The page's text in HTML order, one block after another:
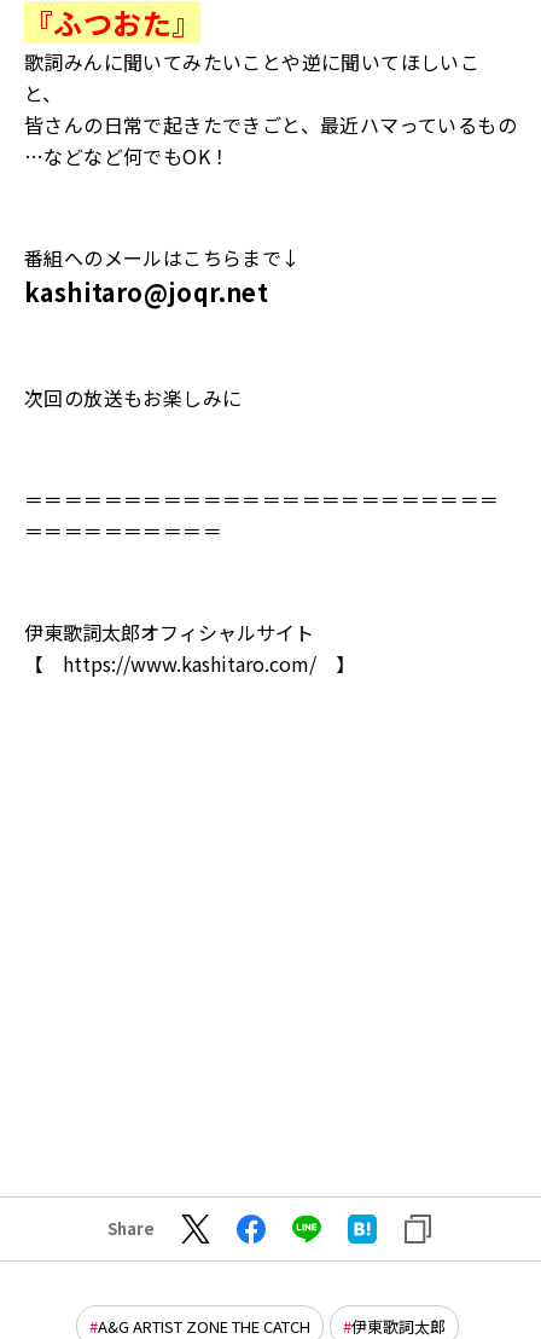
『ふつおた』
歌詞みんに聞いてみたいことや逆に聞いてほしいこ
と、
皆さんの日常で起きたできごと、最近ハマっているもの
…などなど何でもOK！
番組へのメールはこちらまで↓
kashitaro@joqr.net
次回の放送もお楽しみに
＝＝＝＝＝＝＝＝＝＝＝＝＝＝＝＝＝＝＝＝＝＝＝＝
＝＝＝＝＝＝＝＝＝＝
伊東歌詞太郎オフィシャルサイト
【 https://www.kashitaro.com/ 】
Share
A&G ARTIST ZONE THE CATCH 伊東歌詞太郎